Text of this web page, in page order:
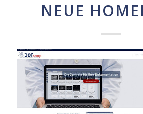
NEUE